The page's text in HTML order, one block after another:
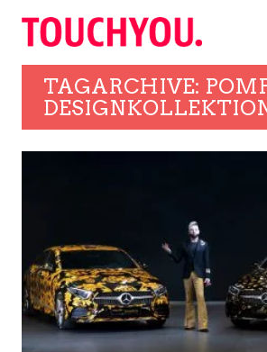
TAGARCHIVE: